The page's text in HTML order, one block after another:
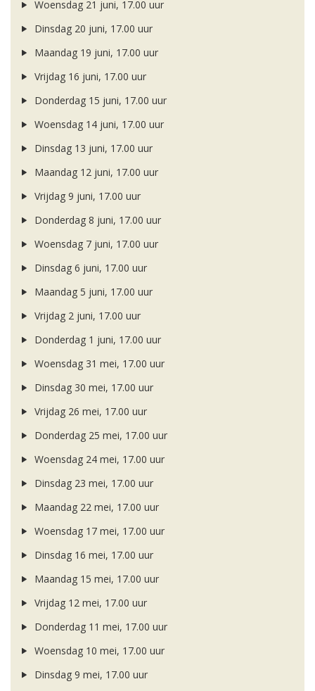
Woensdag 21 juni, 17.00 uur
Dinsdag 20 juni, 17.00 uur
Maandag 19 juni, 17.00 uur
Vrijdag 16 juni, 17.00 uur
Donderdag 15 juni, 17.00 uur
Woensdag 14 juni, 17.00 uur
Dinsdag 13 juni, 17.00 uur
Maandag 12 juni, 17.00 uur
Vrijdag 9 juni, 17.00 uur
Donderdag 8 juni, 17.00 uur
Woensdag 7 juni, 17.00 uur
Dinsdag 6 juni, 17.00 uur
Maandag 5 juni, 17.00 uur
Vrijdag 2 juni, 17.00 uur
Donderdag 1 juni, 17.00 uur
Woensdag 31 mei, 17.00 uur
Dinsdag 30 mei, 17.00 uur
Vrijdag 26 mei, 17.00 uur
Donderdag 25 mei, 17.00 uur
Woensdag 24 mei, 17.00 uur
Dinsdag 23 mei, 17.00 uur
Maandag 22 mei, 17.00 uur
Woensdag 17 mei, 17.00 uur
Dinsdag 16 mei, 17.00 uur
Maandag 15 mei, 17.00 uur
Vrijdag 12 mei, 17.00 uur
Donderdag 11 mei, 17.00 uur
Woensdag 10 mei, 17.00 uur
Dinsdag 9 mei, 17.00 uur